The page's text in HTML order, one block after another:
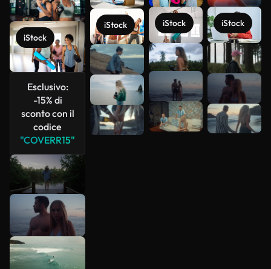
iStock
Esclusivo:
-15% di
sconto con il
codice
"COVERR15"
iStock iStock iStock
Scopri di
più